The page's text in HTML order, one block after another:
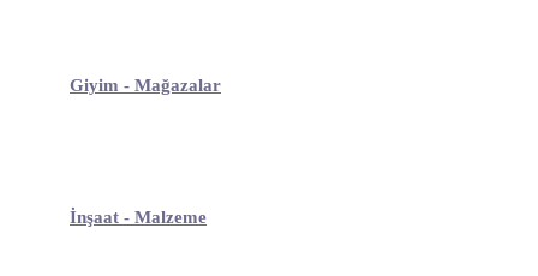
Giyim - Mağazalar
İnşaat - Malzeme